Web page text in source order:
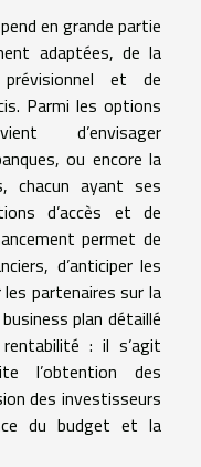
en grande partie
adaptées, de la
et de
Parmi les options
d’envisager
ou encore la
chacun ayant ses
d’accès et de
permet de
d’anticiper les
partenaires sur la
plan détaillé
: il s’agit
l’obtention des
des investisseurs
du budget et la